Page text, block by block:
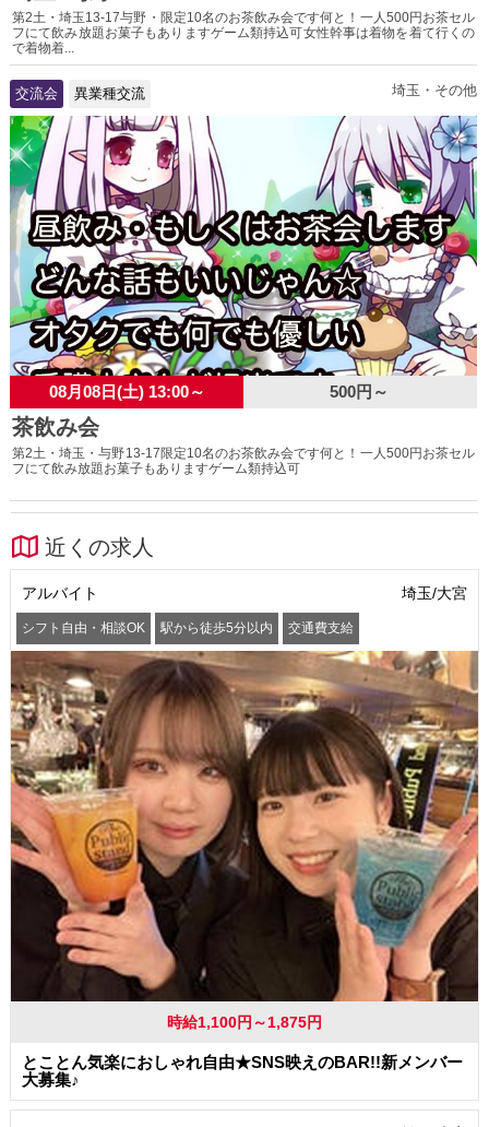
第2土・埼玉13-17与野・限定10名のお茶飲み会です何と！一人500円お茶セル
フにて飲み放題お菓子もありますゲーム類持込可女性幹事は着物を着て行くの
で着物着...
交流会 異業種交流 埼玉・その他
08月08日(土) 13:00～ 500円～
茶飲み会
第2土・埼玉・与野13-17限定10名のお茶飲み会です何と！一人500円お茶セル
フにて飲み放題お菓子もありますゲーム類持込可
近くの求人
アルバイト 埼玉/大宮
シフト自由・相談OK 駅から徒歩5分以内 交通費支給
時給1,100円～1,875円
とことん気楽におしゃれ自由★SNS映えのBAR!!新メンバー
大募集♪